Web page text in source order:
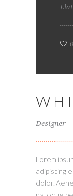
Designer
Lorem
adipiscing
dolor.